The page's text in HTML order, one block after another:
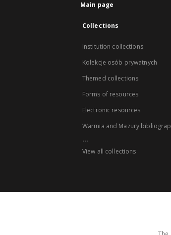
Main page
Collections
Institution collections
Kolekcje osób prywatnych
Themed collections
Forms of resources
Electronic resources
Warmia and Mazury
...
View all collections